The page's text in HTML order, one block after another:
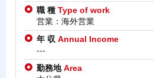
職 種 Type of work
営業：海外営業
年 収 Annual Income
---
勤務地Area